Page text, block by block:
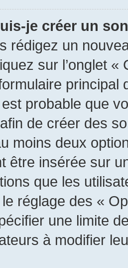
je créer un
rédigez un
sur l’onglet
principal
probable que
de créer des
moins deux
être insérée sur
que les
réglage des «
une limite
à modifier